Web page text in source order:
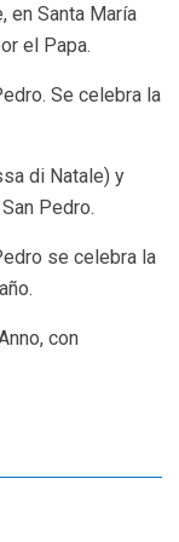
en Santa María
el Papa.
Se celebra la
di Natale) y
Pedro.
se celebra la
con